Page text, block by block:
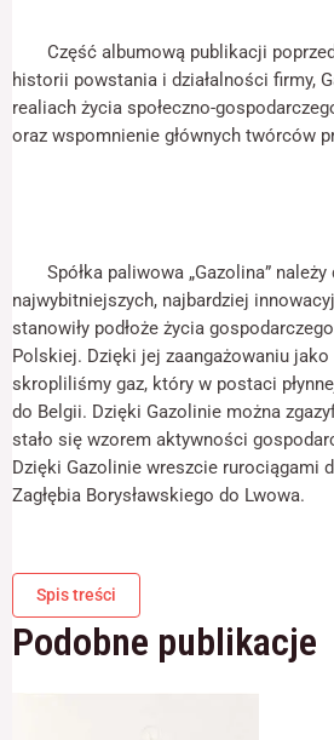
spółki
paliwowej
w
II
Część albumową publikacji
historii powstania i działalności firmy,
realiach życia społeczno-
oraz wspomnienie głównych twórców
Spółka paliwowa „Gazolina”
najwybitniejszych, najbardziej
stanowiły podłoże życia
Polskiej. Dzięki jej zaangażowaniu
skropliliśmy gaz, który w postaci
do Belgii. Dzięki Gazolinie można
stało się wzorem aktywności
Dzięki Gazolinie wreszcie rurociągami
Zagłębia Borysławskiego do Lwowa.
Spis treści
Podobne publikacje